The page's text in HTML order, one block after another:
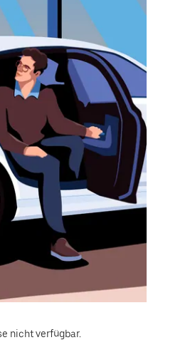
nicht verfügbar.